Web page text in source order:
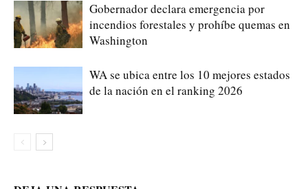
Gobernador declara emergencia por
incendios forestales y prohíbe quemas en
Washington
WA se ubica entre los 10 mejores estados
de la nación en el ranking 2026